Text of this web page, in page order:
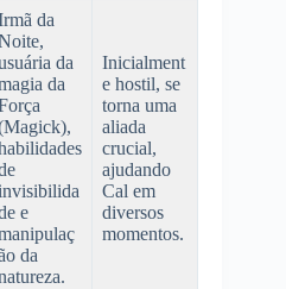
da
da
da
e
da
Inicialment
e hostil, se
torna uma
aliada
crucial,
ajudando
Cal em
diversos
momentos.